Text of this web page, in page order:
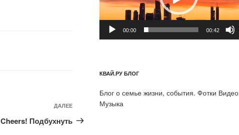
Следующая
запись
ДАЛЕЕ
Cheers! Подбухнуть
00:00 00:42
КВАЙ.РУ БЛОГ
Блог о семье жизни, события. Фотки Видео
Музыка